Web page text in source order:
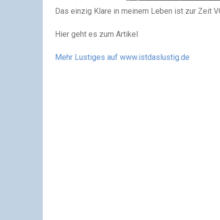
Das einzig Klare in meinem Leben ist zur Zeit
Hier geht es zum Artikel
Mehr Lustiges auf www.istdaslustig.de